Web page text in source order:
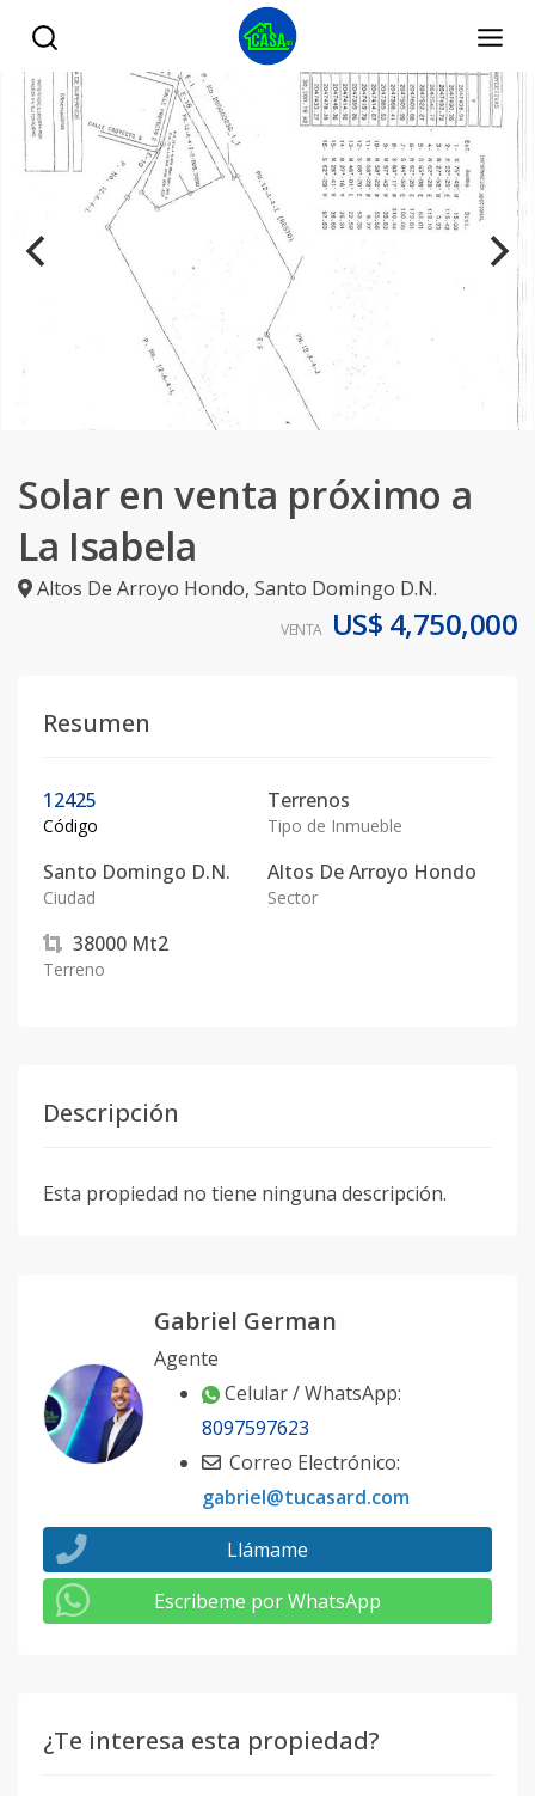
Solar en venta próximo a
La Isabela
Altos De Arroyo Hondo, Santo Domingo D.N.
VENTA US$ 4,750,000
Resumen
12425
Código
Terrenos
Tipo de Inmueble
Santo Domingo D.N.
Ciudad
Altos De Arroyo Hondo
Sector
38000 Mt2
Terreno
Descripción
Esta propiedad no tiene ninguna descripción.
Gabriel German
Agente
Celular / WhatsApp:
8097597623
Correo Electrónico:
gabriel@tucasard.com
Llámame
Escribeme por WhatsApp
¿Te interesa esta propiedad?